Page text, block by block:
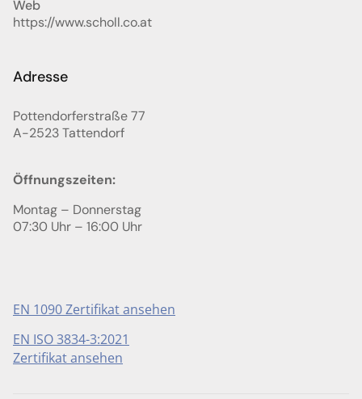
Web
https://www.scholl.co.at
Adresse
Pottendorferstraße 77
A-2523Tattendorf
Öffnungszeiten:
Montag – Donnerstag
07:30 Uhr – 16:00 Uhr
EN 1090 Zertifikat ansehen
EN ISO 3834-3:2021
Zertifikat ansehen